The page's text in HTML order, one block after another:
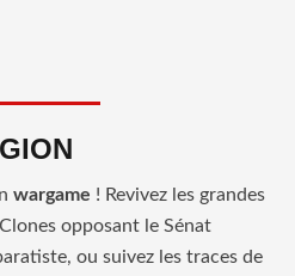
wargame ! Revivez les grandes
opposant le Sénat
ou suivez les traces de